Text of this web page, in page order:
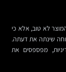
לא טוב, אלא כי
שינתה את דעתה.
מפספסים את